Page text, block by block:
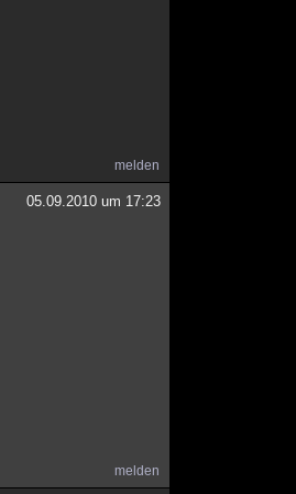
melden
05.09.2010 um 17:23
melden